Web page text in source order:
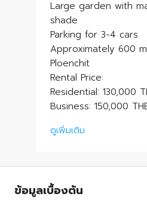
Large garden with
shade
Parking for 3-4 cars
Approximately 600
Ploenchit
Rental Price:
Residential: 130,000
Business: 150,000
ดูเพิ่มเติม
ข้อมูลเบื้องต้น